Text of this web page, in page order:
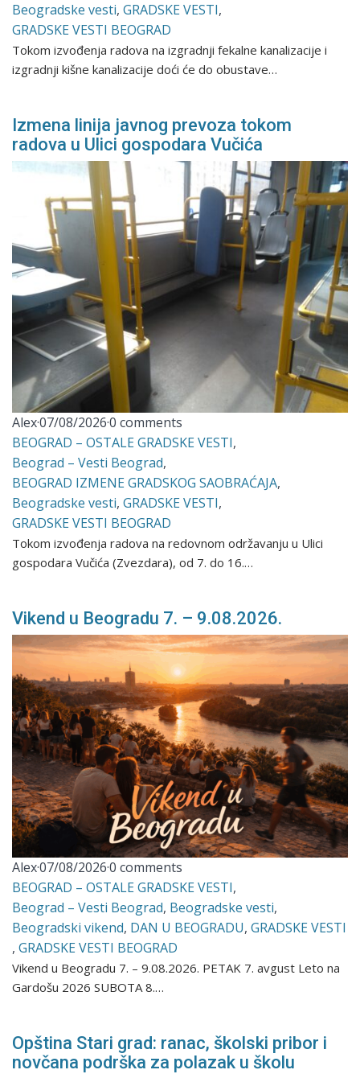
Beogradske vesti,GRADSKE VESTI,
GRADSKE VESTI BEOGRAD
Tokom izvođenja radova na izgradnji fekalne kanalizacije i
izgradnji kišne kanalizacije doći će do obustave…
Izmena linija javnog prevoza tokom
radova u Ulici gospodara Vučića
Alex·07/08/2026·0 comments
BEOGRAD – OSTALE GRADSKE VESTI,
Beograd – Vesti Beograd,
BEOGRAD IZMENE GRADSKOG SAOBRAĆAJA,
Beogradske vesti,GRADSKE VESTI,
GRADSKE VESTI BEOGRAD
Tokom izvođenja radova na redovnom održavanju u Ulici
gospodara Vučića (Zvezdara), od 7. do 16.…
Vikend u Beogradu 7. – 9.08.2026.
Alex·07/08/2026·0 comments
BEOGRAD – OSTALE GRADSKE VESTI,
Beograd – Vesti Beograd, Beogradske vesti,
Beogradski vikend, DAN U BEOGRADU,GRADSKE VESTI
,GRADSKE VESTI BEOGRAD
Vikend u Beogradu 7. – 9.08.2026. PETAK 7. avgust Leto na
Gardošu 2026 SUBOTA 8.…
Opština Stari grad: ranac, školski pribor i
novčana podrška za polazak u školu